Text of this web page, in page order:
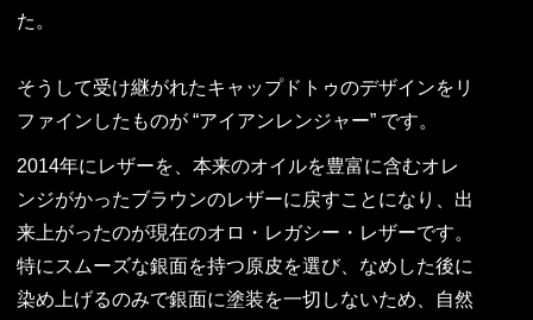
た。
そうして受け継がれたキャップドトゥのデザインをリ
ファインしたものが “アイアンレンジャー” です。
2014年にレザーを、本来のオイルを豊富に含むオレ
ンジがかったブラウンのレザーに戻すことになり、出
来上がったのが現在のオロ・レガシー・レザーです。
特にスムーズな銀面を持つ原皮を選び、なめした後に
染め上げるのみで銀面に塗装を一切しないため、自然